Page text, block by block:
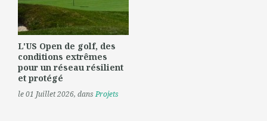
L'US Open de golf, des
conditions extrêmes
pour un réseau résilient
et protégé
le 01 Juillet 2026, dansProjets